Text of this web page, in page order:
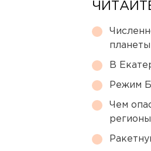
планеты
В
Режим
Чем